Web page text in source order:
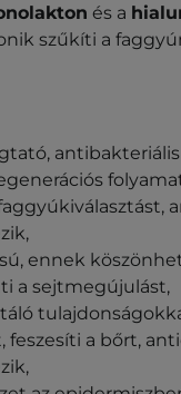
és a
szűkíti a
ennek
a sejtmegújulást,
a bőrt,